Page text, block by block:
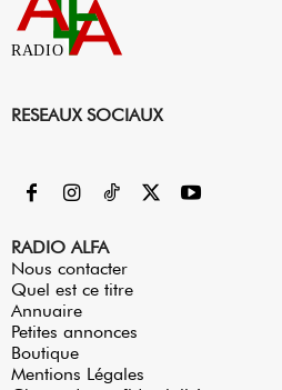
RADIO
RESEAUX SOCIAUX
RADIO ALFA
Nous contacter
Quel est ce titre
Annuaire
Petites annonces
Boutique
Mentions Légales